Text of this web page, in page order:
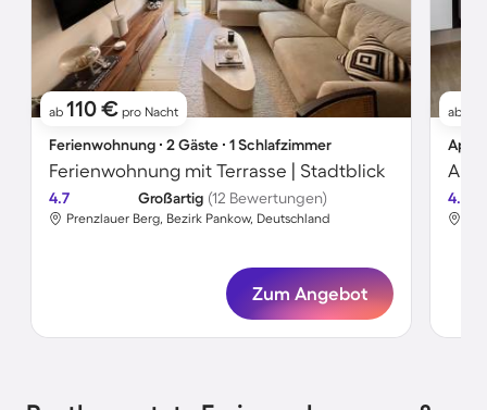
ab 110 € pro Nacht
Ferienwohnung ∙ 2 Gäste ∙ 1 Schlafzimmer
Ferienwohnung mit Terrasse | Stadtblick
4.7 Großartig (12 Bewertungen)
Prenzlauer Berg, Bezirk Pankow, Deutschland
Zum Angebot
ab
4.6